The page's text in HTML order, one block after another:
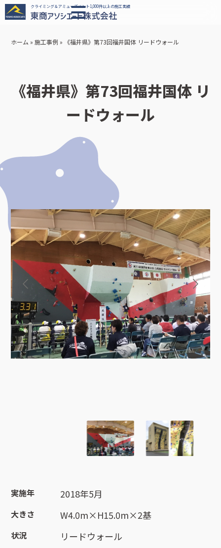
クライミング＆アミューズメント1,000件以上の施工実績
ホーム »施工事例 » 《福井県》第73回福井国体 リードウォール
《福井県》第73回福井国体 リ
ードウォール
実施年 2018年5月
大きさ W4.0m×H15.0m×2基
状況 リードウォール